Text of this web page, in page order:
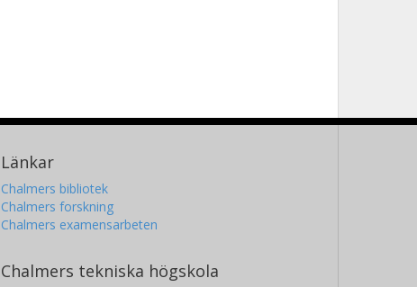
Länkar
Chalmers bibliotek
Chalmers forskning
Chalmers examensarbeten
Chalmers tekniska högskola